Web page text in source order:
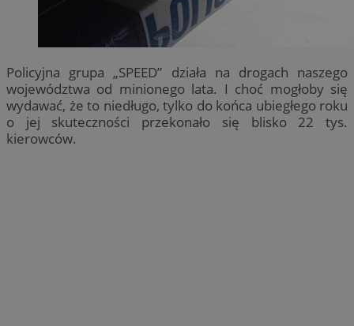
Policyjna grupa „SPEED” działa na drogach naszego
województwa od minionego lata. I choć mogłoby się
wydawać, że to niedługo, tylko do końca ubiegłego roku
o jej skuteczności przekonało się blisko 22 tys.
kierowców.